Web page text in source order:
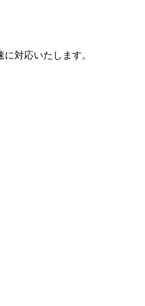
対応いたします。